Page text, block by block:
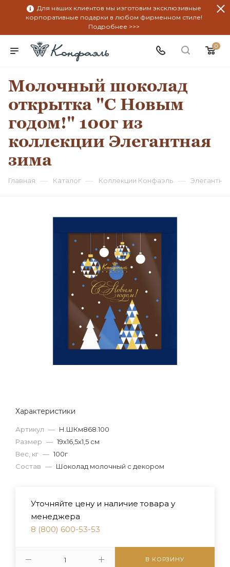
Для наших клиентов мы изготовим эксклюзивные
корпоративные подарки в любом фирменном стиле!
Подробнее >>>
0
Молочный шоколад
открытка "С Новым
годом!" 100г из
коллекции Элегантная
зима
Главная — Каталог — Коллекции Конфаэль —
Характеристики
Артикул — Н.ШКм868.100
Размер — 19х16,5х1,5 см
Вес, кг — 100г
Состав — Шоколад молочный с декором
Уточняйте цену и наличие товара у
менеджера
8 (800) 600-53-53
В КОРЗИНУ